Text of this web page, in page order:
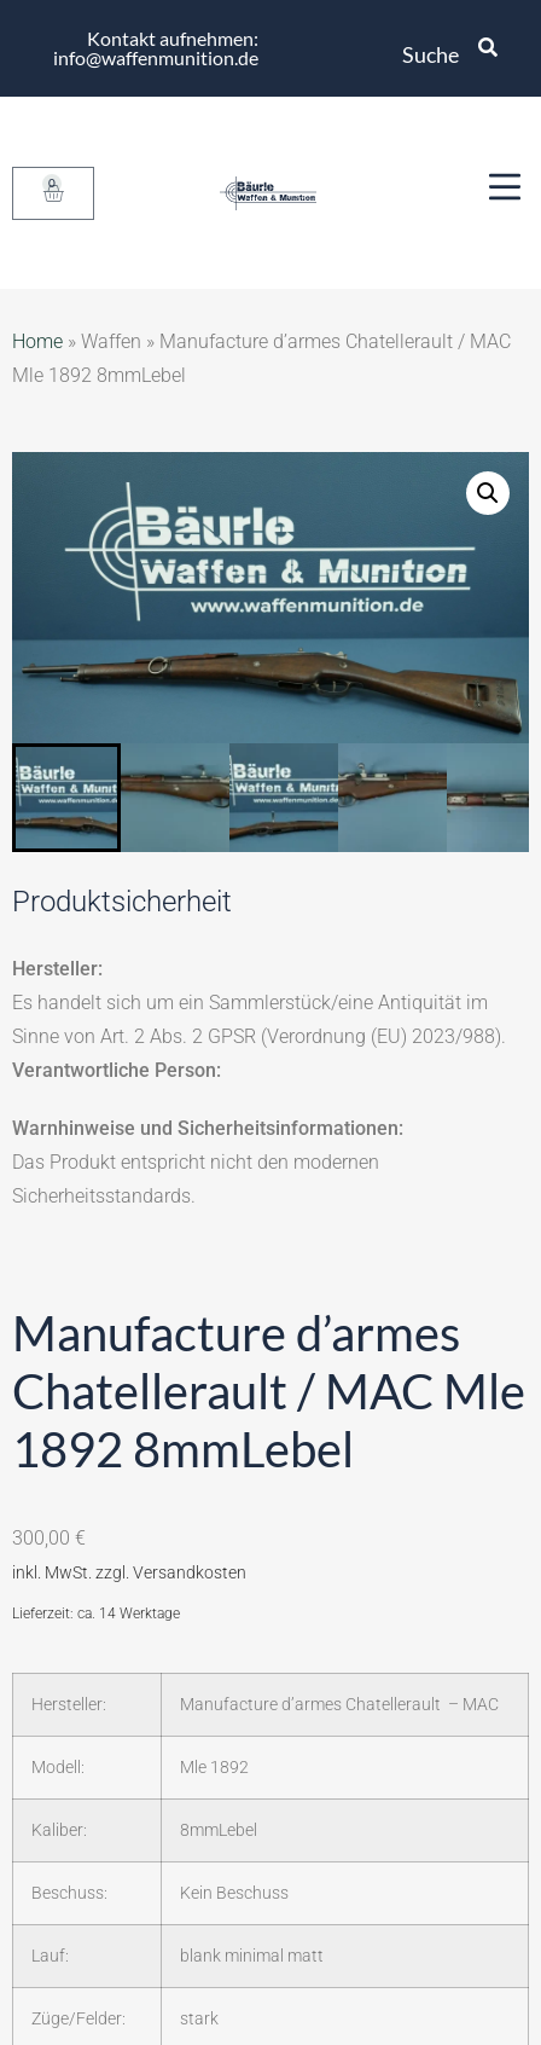
Kontakt aufnehmen:
info@waffenmunition.de
Suche
0
Home » Waffen » Manufacture d’armes Chatellerault / MAC
Mle 1892 8mmLebel
Produktsicherheit
Hersteller:
Es handelt sich um ein Sammlerstück/eine Antiquität im
Sinne von Art. 2 Abs. 2 GPSR (Verordnung (EU) 2023/988).
Verantwortliche Person:
Warnhinweise und Sicherheitsinformationen:
Das Produkt entspricht nicht den modernen
Sicherheitsstandards.
Manufacture d’armes
Chatellerault / MAC Mle
1892 8mmLebel
300,00 €
Lieferzeit: ca. 14 Werktage
Hersteller: Manufacture d’armes Chatellerault – MAC
Modell: Mle 1892
Kaliber: 8mmLebel
Beschuss: Kein Beschuss
Lauf: blank minimal matt
Züge/Felder: stark